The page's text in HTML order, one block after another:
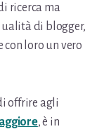
ricerca ma
di blogger,
loro un vero
offrire agli
, è in